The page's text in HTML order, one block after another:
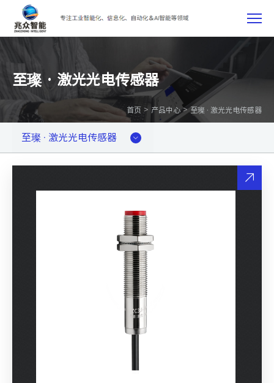
至璨 · 激光光电传感器
首页 > 产品中心>至璨 · 激光光电传感器
至璨 · 激光光电传感器